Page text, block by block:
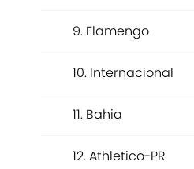
9. Flamengo
10. Internacional
11. Bahia
12. Athletico-PR